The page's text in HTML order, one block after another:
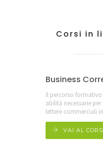
Corsi in
Business
Il percorso formativo
abilità necessarie
lettere commerciali
VAI AL